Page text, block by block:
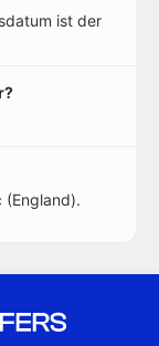
ist der
(England).